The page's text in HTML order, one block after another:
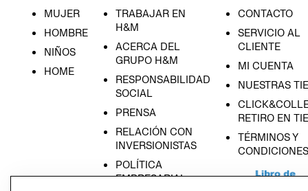
MUJER
HOMBRE
NIÑOS
HOME
TRABAJAR EN
H&M
ACERCA DEL
GRUPO H&M
RESPONSABILIDAD
SOCIAL
PRENSA
RELACIÓN CON
INVERSIONISTAS
POLÍTICA
EMPRESARIAL
CONTACTO
SERVICIO AL
CLIENTE
MI CUENTA
NUESTRAS
RETIRO EN
TÉRMINOS Y
CONDICIONES